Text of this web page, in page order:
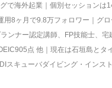
で海外起業｜個別セッションは
用8ヶ月で9.8万フォロワー｜グロ
ンナー認定講師、FP技能士、宅
点 他｜現在は石垣島とタ
スキューバダイビング・インス